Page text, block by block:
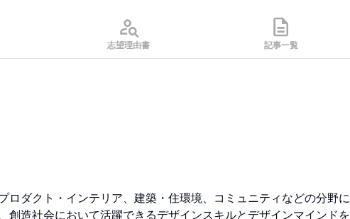
志望理由書 記事一覧
ロダクト・インテリア、建築・住環境、コミュニティなどの分野に
創造社会において活躍できるデザインスキルとデザインマインドを